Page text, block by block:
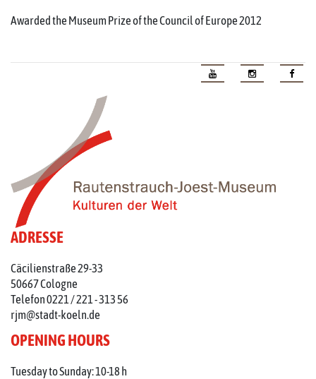
Awarded the Museum Prize of the Council of Europe 2012
ADRESSE
Cäcilienstraße 29-33
50667 Cologne
Telefon 0221 / 221 - 313 56
rjm@stadt-koeln.de
OPENING HOURS
Tuesday to Sunday: 10-18 h